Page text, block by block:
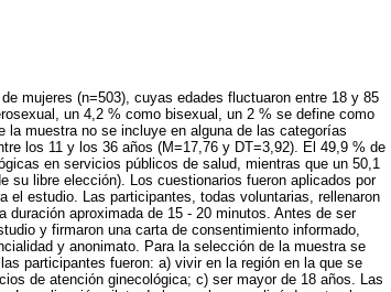
mujeres (n=503), cuyas edades fluctuaron entre 18 y 85
un 4,2 % como bisexual, un 2 % se define como
muestra no se incluye en alguna de las categorías
los 11 y los 36 años (M=17,76 y DT=3,92). El 49,9 % de
en servicios públicos de salud, mientras que un 50,1
su libre elección). Los cuestionarios fueron aplicados por
el estudio. Las participantes, todas voluntarias, rellenaron
aproximada de 15 - 20 minutos. Antes de ser
y firmaron una carta de consentimiento informado,
y anonimato. Para la selección de la muestra se
participantes fueron: a) vivir en la región en la que se
de atención ginecológica; c) ser mayor de 18 años. Las